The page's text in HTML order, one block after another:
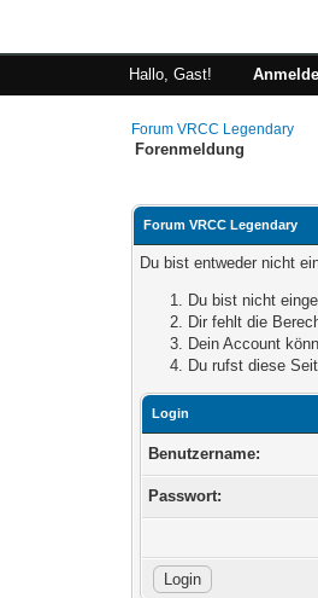
Hallo, Gast!
Forum VRCC Legendary
Forenmeldung
Forum VRCC Legendary
Du bist entweder nicht
Du bist nicht
Dir fehlt die
Dein Account
Du rufst diese
Login
Benutzername:
Passwort: